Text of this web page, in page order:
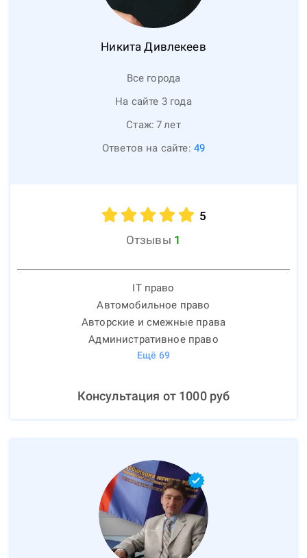
Никита Дивлекеев
Все города
На сайте 3 года
Стаж: 7лет
Ответов на сайте: 49
5
Отзывы 1
IT право
Автомобильное право
Авторские и смежные права
Административное право
Ещё 69
Консультация от 1000руб